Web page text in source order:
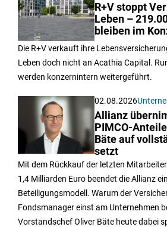
R+V stoppt
Leben –
bleiben im
Die R+V verkauft ihre
Leben doch nicht an Acathia Capital.
werden konzernintern weitergeführt.
02.08.2026
Allianz
PIMCO-
Bäte auf
setzt
Mit dem Rückkauf der letzten
1,4 Milliarden Euro beendet die Allianz
Beteiligungsmodell. Warum der
Fondsmanager einst am Unternehmen
Vorstandschef Oliver Bäte heute dabei